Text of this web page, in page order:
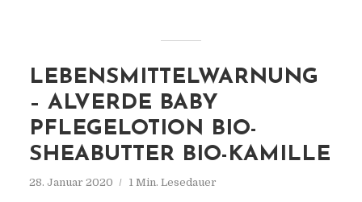
LEBENSMITTELWARNUNG
– ALVERDE BABY
PFLEGELOTION BIO-
SHEABUTTER BIO-KAMILLE
28. Januar 2020 1 Min. Lesedauer